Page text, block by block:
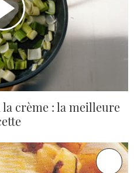
crème : la meilleure